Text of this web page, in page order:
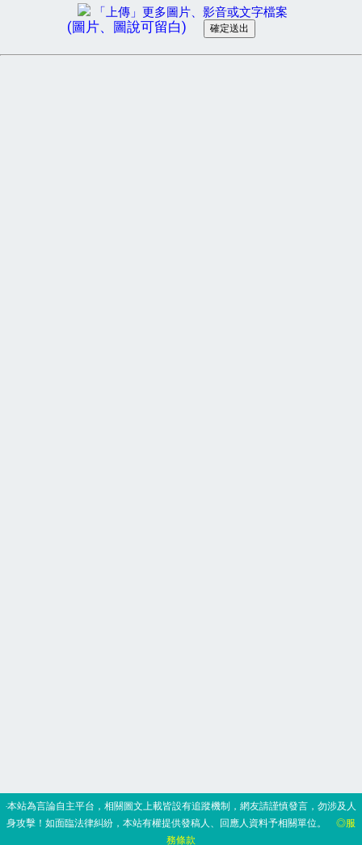
「上傳」更多圖片、影音或文字檔案
(圖片、圖說可留白)
‧本站為言論自主平台，相關圖文上載皆設有追蹤機制，網友請謹慎發言，勿涉及人
身攻擊！如面臨法律糾紛，本站有權提供發稿人、回應人資料予相關單位。 ◎服
務條款